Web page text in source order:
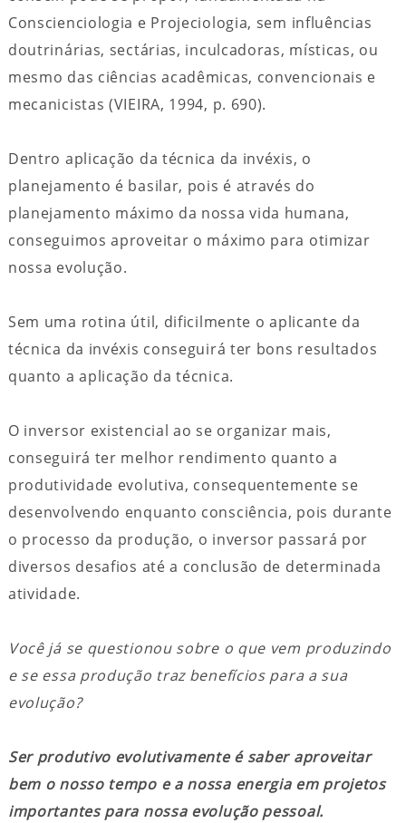
Conscienciologia e Projeciologia, sem influências
doutrinárias, sectárias, inculcadoras, místicas, ou
mesmo das ciências acadêmicas, convencionais e
mecanicistas (VIEIRA, 1994, p. 690).
Dentro aplicação da técnica da invéxis, o
planejamento é basilar, pois é através do
planejamento máximo da nossa vida humana,
conseguimos aproveitar o máximo para otimizar
nossa evolução.
Sem uma rotina útil, dificilmente o aplicante da
técnica da invéxis conseguirá ter bons resultados
quanto a aplicação da técnica.
O inversor existencial ao se organizar mais,
conseguirá ter melhor rendimento quanto a
produtividade evolutiva, consequentemente se
desenvolvendo enquanto consciência, pois durante
o processo da produção, o inversor passará por
diversos desafios até a conclusão de determinada
atividade.
Você já se questionou sobre o que vem produzindo
e se essa produção traz benefícios para a sua
evolução?
Ser produtivo evolutivamente é saber aproveitar
bem o nosso tempo e a nossa energia em projetos
importantes para nossa evolução pessoal.